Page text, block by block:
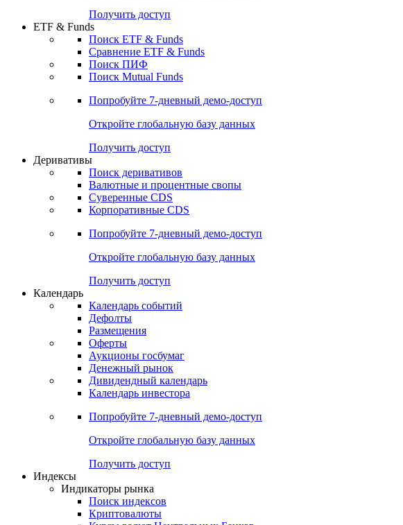
Попробуйте7-дневный
Откройте глобальную базу данных
Получить доступ
ETF & Funds
Поиск ETF & Funds
Сравнение ETF & Funds
Поиск ПИФ
Поиск Mutual Funds
Попробуйте7-дневный
Откройте глобальную базу данных
Получить доступ
Деривативы
Поиск деривативов
Валютные и процентные свопы
Суверенные CDS
Корпоративные CDS
Попробуйте7-дневный
Откройте глобальную базу данных
Получить доступ
Календарь
Календарь событий
Дефолты
Размещения
Оферты
Аукционы госбумаг
Денежный рынок
Дивидендный календарь
Календарь инвестора
Попробуйте7-дневный
Получить доступ